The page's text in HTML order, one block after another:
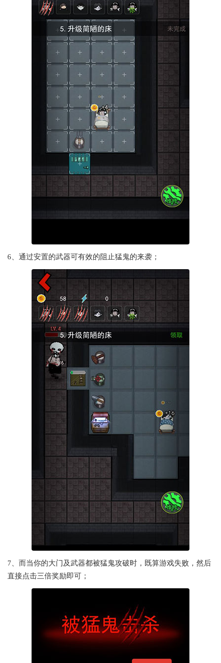
6、通过安置的武器可有效的阻止猛鬼的来袭；
7、而当你的大门及武器都被猛鬼攻破时，既算游戏失败，然后
直接点击三倍奖励即可；